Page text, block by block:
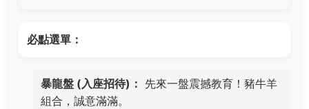
必點選單：
暴龍盤 (入座招待)： 先來一盤震撼教育！豬牛羊
組合，誠意滿滿。